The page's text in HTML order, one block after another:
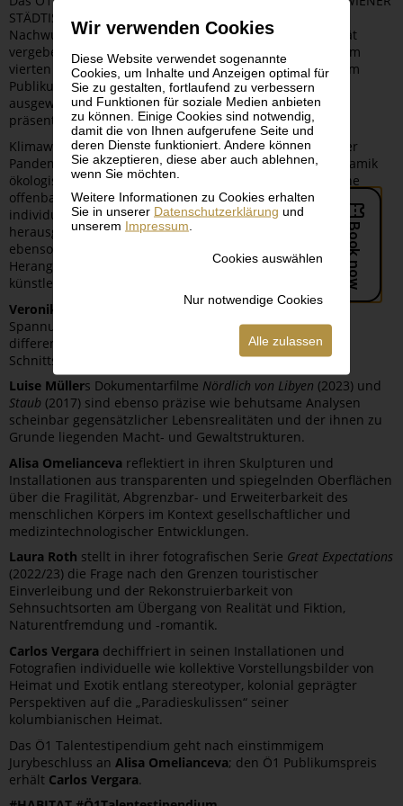
Wir verwenden Cookies
Diese Website verwendet sogenannte
Cookies, um Inhalte und Anzeigen optimal für
Sie zu gestalten, fortlaufend zu verbessern
und Funktionen für soziale Medien anbieten
zu können. Einige Cookies sind notwendig,
damit die von Ihnen aufgerufene Seite und
deren Dienste funktioniert. Andere können
Sie akzeptieren, diese aber auch ablehnen,
wenn Sie möchten.
Weitere Informationen zu Cookies erhalten
Sie in unserer Datenschutzerklärung und
unserem Impressum
Cookies auswählen
Nur notwendige Cookies
Alle zulassen
STÄDTISCHE VERSICHERUNGSVEREINS jährlich an ein
Nachwuchstalent einer österreichischen Kunstuniversität
vergeben. Im Leopold Museum werden heuer bereits zum
vierten Mal die von einer neunköpfigen Fachjury und dem
Publikum des Radiosenders Ö1 per Online-Voting
ausgewählten Arbeiten der nominierten Künstler*innen
präsentiert.
Klimawandel, Migrationsströme und Kriege sind nach der
Pandemie präsenter denn je. In der beschleunigten Dynamik
ökologischer, politischer und gesellschaftlicher Umbrüche
offenbaren sich die Bruchlinien einer Gegenwart, in der
individuelle wie kollektive Lebenswelten mannigfaltig
herausgefordert werden. Die damit verbundenen Fragen sind
ebenso vielgestaltig wie die konzeptionellen und ästhetischen
Herangehensweisen der in der Ausstellung vertretenen
künstlerischen Positionen:
Veronika Harb
öffnet über ihre biomorph anmutenden
Spannungsgeflechte bestehende Architekturen für
differenzierte Wahrnehmungserfahrungen an den
Schnittstellen von physischen und sozialen Räumen.
Luise Müllers Dokumentarfilme Nördlich von Libyen (2023) und
Staub (2017) sind ebenso präzise wie behutsame Analysen
scheinbar gegensätzlicher Lebensrealitäten und der ihnen zu
Grunde liegenden Macht- und Gewaltstrukturen.
Alisa Omelianceva reflektiert in ihren Skulpturen und
Installationen aus transparenten und spiegelnden Oberflächen
über die Fragilität, Abgrenzbar- und Erweiterbarkeit des
menschlichen Körpers im Kontext gesellschaftlicher und
medizintechnologischer Entwicklungen.
Laura Roth stellt in ihrer fotografischen Serie Great Expectations
(2022/23) die Frage nach den Grenzen touristischer
Einverleibung und der Rekonstruierbarkeit von
Sehnsuchtsorten am Übergang von Realität und Fiktion,
Naturentfremdung und -romantik.
Carlos Vergara dechiffriert in seinen Installationen und
Fotografien individuelle wie kollektive Vorstellungsbilder von
Heimat und Exotik entlang stereotyper, kolonial geprägter
Perspektiven auf die „Paradieskulissen“ seiner
kolumbianischen Heimat.
Das Ö1 Talentestipendium geht nach einstimmigem
Jurybeschluss an Alisa Omelianceva; den Ö1 Publikumspreis
erhält Carlos Vergara.